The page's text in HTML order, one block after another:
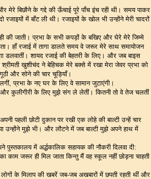
मेरे बिछौने के गद्दे की ऊँचाई पूरे पाँच इंच रही थी। समय पाकर
में बाँट ली थी। रजाइयों के खोल भी उन्होंने मेरी चादरों
की जाती। प्रभा के सभी कपड़ों के बखिए और घेरे मेरे जिम्मे
हाँ रजाई में तागा डालते समय वे जरूर मेरे साथ समायोजन
डलवातीं। शायद रजाई की बेहतरी के लिए। और जब बाइस
श्रीमती खुशीचंद ने बेहिचक मेरे बक्से में रखा मेरा जेवर प्रभा को
और सोने की चार चूड़ियाँ।
प्रभा के नए घर के लिए वे सामान जुटाएंगी।
और कुलीगीरी के लिए मुझे संग ले लेतीं। कितनी तो वे तेज चलतीं
पहली छोटी दुकान पर रखी एक लोहे की बाल्टी उन्हें चार
उन्होंने मुझे भी। और लौटने में जब बाल्टी मुझे अपने हाथ में
पुस्तकालय में अर्द्धकालिक सहायक की नौकरी दिलवा दी:
जरूर ही मिल जाता किन्तु मैं वह स्कूल नहीं छोड़ना चाहती
के मिलाप की खबरें जब-जब अखबारों में छपती रहती थीं और